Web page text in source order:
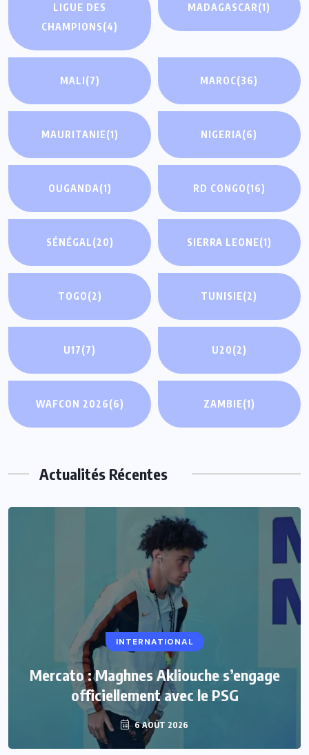
LIGUE DES
CHAMPIONS(4)
MADAGASCAR(1)
MALI(7) MAROC(36)
MAURITANIE(1) NIGERIA(6)
OUGANDA(1) RD CONGO(16)
SÉNÉGAL(20) SIERRA LEONE(1)
TOGO(2) TUNISIE(2)
U17(7) U20(2)
WAFCON 2026(6) ZAMBIE(1)
Actualités Récentes
INTERNATIONAL
Mercato : Maghnes Akliouche s’engage
officiellement avec le PSG
6 AOÛT 2026